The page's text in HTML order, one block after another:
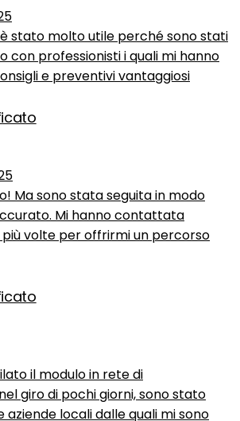
stato molto utile perché sono stati
con professionisti i quali mi hanno
e preventivi vantaggiosi
Ma sono stata seguita in modo
Mi hanno contattata
volte per offrirmi un percorso
il modulo in rete di
giro di pochi giorni, sono stato
locali dalle quali mi sono